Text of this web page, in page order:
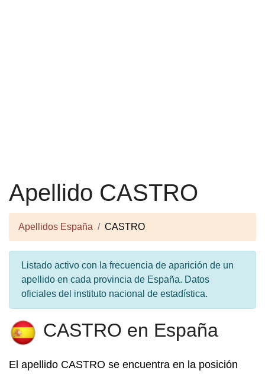
Apellido CASTRO
Apellidos España CASTRO
Listado activo con la frecuencia de aparición de un
apellido en cada provincia de España. Datos
oficiales del instituto nacional de estadística.
CASTRO en España
El apellido CASTRO se encuentra en la posición